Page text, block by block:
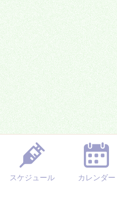
スケジュール カレンダー